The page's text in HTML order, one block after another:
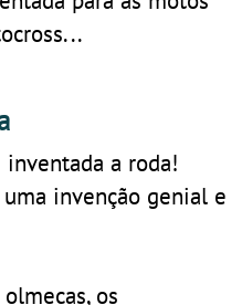
a roda!
invenção genial e
os